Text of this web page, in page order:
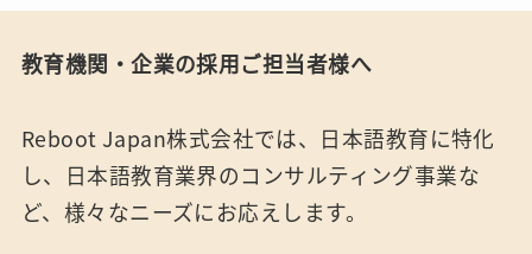
教育機関・企業の採用ご担当者様へ
Reboot Japan株式会社では、日本語教育に特化
し、日本語教育業界のコンサルティング事業な
ど、様々なニーズにお応えします。